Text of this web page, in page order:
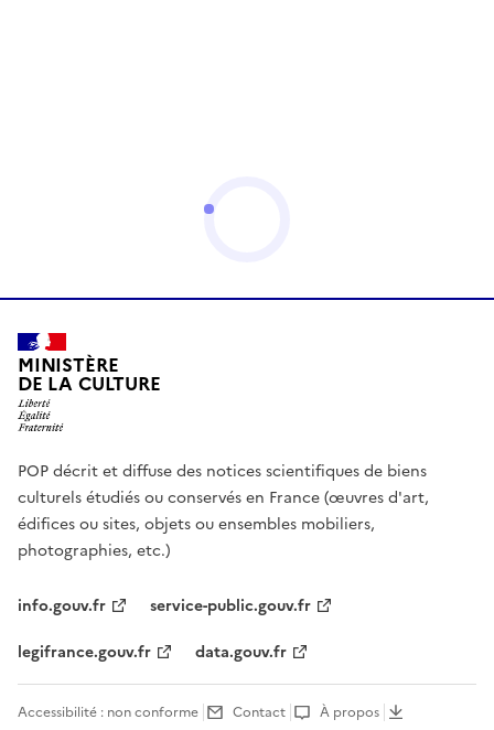
MINISTÈRE
DE LA CULTURE
POP décrit et diffuse des notices scientifiques de biens
culturels étudiés ou conservés en France (œuvres d'art,
édifices ou sites, objets ou ensembles mobiliers,
photographies, etc.)
info.gouv.fr
service-public.gouv.fr
legifrance.gouv.fr
data.gouv.fr
Accessibilité : non conforme Contact À propos